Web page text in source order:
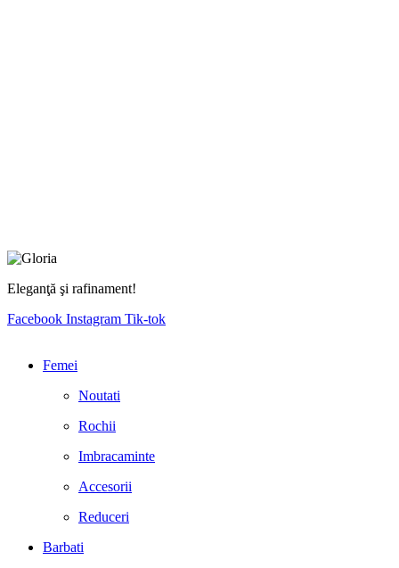
Eleganţă şi rafinament!
Facebook Instagram Tik-tok
Femei
Noutati
Rochii
Imbracaminte
Accesorii
Reduceri
Barbati